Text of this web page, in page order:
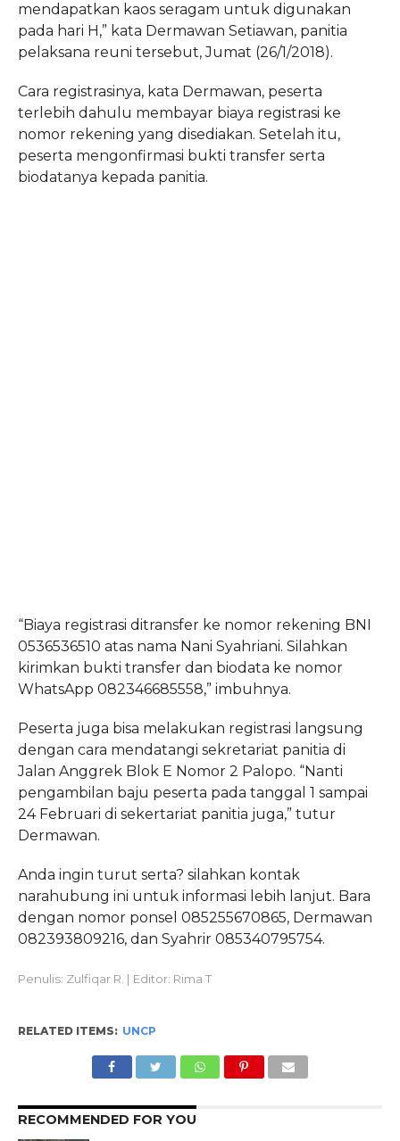
mendapatkan kaos seragam untuk digunakan
pada hari H,” kata Dermawan Setiawan, panitia
pelaksana reuni tersebut, Jumat (26/1/2018).
Cara registrasinya, kata Dermawan, peserta
terlebih dahulu membayar biaya registrasi ke
nomor rekening yang disediakan. Setelah itu,
peserta mengonfirmasi bukti transfer serta
biodatanya kepada panitia.
“Biaya registrasi ditransfer ke nomor rekening BNI
0536536510 atas nama Nani Syahriani. Silahkan
kirimkan bukti transfer dan biodata ke nomor
WhatsApp 082346685558,” imbuhnya.
Peserta juga bisa melakukan registrasi langsung
dengan cara mendatangi sekretariat panitia di
Jalan Anggrek Blok E Nomor 2 Palopo. “Nanti
pengambilan baju peserta pada tanggal 1 sampai
24 Februari di sekertariat panitia juga,” tutur
Dermawan.
Anda ingin turut serta? silahkan kontak
narahubung ini untuk informasi lebih lanjut. Bara
dengan nomor ponsel 085255670865, Dermawan
082393809216, dan Syahrir 085340795754.
Penulis: Zulfiqar R. | Editor: Rima T
RELATED ITEMS: UNCP
RECOMMENDED FOR YOU